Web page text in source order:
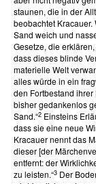
staunen, die in der
beobachtet
Sand weich und
Gesetze, die
dass dieses blinde
materielle Welt
alles würde in ein
den Fortbestand ihrer
bisher gedankenlos
Sand.“2 Einsteins
dass sie eine neue
Kracauer nennt das
dieser [der
entfernt: der
zu leisten.“3 Der